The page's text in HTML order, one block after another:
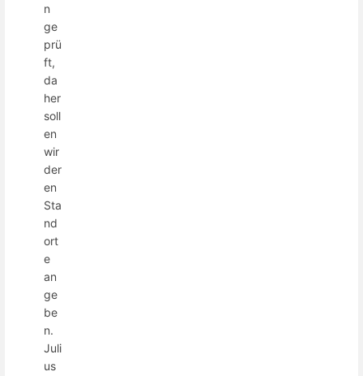
n
ge
prü
ft,
da
her
soll
en
wir
der
en
Sta
nd
ort
e
an
ge
be
n.
Juli
us